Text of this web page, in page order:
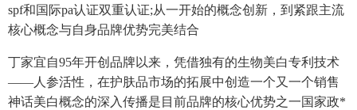
spf和国际pa认证双重认证;从一开始的概念创新，到紧跟主流
核心概念与自身品牌优势完美结合
丁家宜自95年开创品牌以来，凭借独有的生物美白专利技术
——人参活性，在护肤品市场的拓展中创造一个又一个销售
神话美白概念的深入传播是目前品牌的核心优势之一国家政*